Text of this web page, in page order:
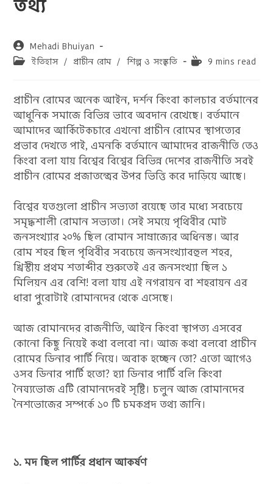
তথ্য
Post
author:
Mehadi Bhuiyan
Postইতিহাস / প্রাচীন রোম / শিল্প ও সংস্কৃতি
Reading9 mins read
প্রাচীন রোমের অনেক আইন, দর্শন কিংবা কালচার বর্তমানের
আধুনিক সমাজে বিভিন্ন ভাবে অবদান রেখেছে। বর্তমানে
আমাদের আর্কিটেকচারে এখনো প্রাচীন রোমের স্থাপত্যের
প্রভাব দেখতে পাই, এমনকি বর্তমানে আমাদের রাজনীতি তেও
কিংবা বলা যায় বিশ্বের বিশ্বের বিভিন্ন দেশের রাজনীতি সবই
প্রাচীন রোমের প্রজাতন্ত্রের উপর ভিত্তি করে দাড়িয়ে আছে।
বিশ্বের যতগুলো প্রাচীন সভ্যতা রয়েছে তার মধ্যে সবচেয়ে
সমৃদ্ধশালী রোমান সভ্যতা। সেই সময়ে পৃথিবীর মোট
জনসংখ্যার ২০% ছিল রোমান সাম্রাজ্যের অধিনস্ত। আর
রোম শহর ছিল পৃথিবীর সবচেয়ে জনসংখ্যাবহুল শহর,
খ্রিস্টীয় প্রথম শতাব্দীর শুরুতেই এর জনসংখ্যা ছিল ১
মিলিয়ন এর বেশি! বলা যায় এই নগরায়ন বা শহরায়ন এর
ধারা পুরোটাই রোমানদের থেকে এসেছে।
আজ রোমানদের রাজনীতি, আইন কিংবা স্থাপত্য এসবের
কোনো কিছু নিয়েই কথা বলবো না। আজ কথা বলবো প্রাচীন
রোমের ডিনার পার্টি নিয়ে। অবাক হচ্ছেন তো? এতো আগেও
ওসব ডিনার পার্টি হতো? হ্যা ডিনার পার্টি বলি কিংবা
নৈষ্যভোজ এটি রোমানদেরই সৃষ্টি। চলুন আজ রোমানদের
নৈশভোজের সম্পর্কে ১০ টি চমকপ্রদ তথ্য জানি।
১. মদ ছিল পার্টির প্রধান আকর্ষণ